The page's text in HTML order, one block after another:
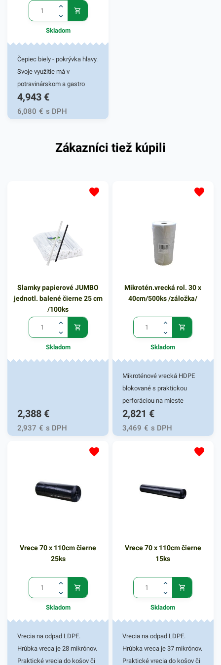
Skladom
Čepiec biely - pokrývka hlavy.
Svoje využitie má v
potravinárskom a gastro
priemysle. Je vyrobený z
priedušného materiálu,
vďaka čomu je nenarušený
100 ks.Farba - žltá.
4,943 €
6,080 € s DPH
Zákazníci tiež kúpili
Slamky papierové JUMBO
jednotl. balené čierne 25 cm
/100ks
Skladom
2,388 €
2,937 € s DPH
Mikrotén.vrecká rol. 30 x
40cm/500ks /záložka/
Skladom
Mikroténové vrecká HDPE
blokované s praktickou
perforáciou na mieste
odtrhnutia a záložkou.
Používajú sa na uchovanie a
uskladnenie potravín, ovocia
na balenie tovaru. Svoje
využitie nájdu aj v bežných
2,821 €
3,469 € s DPH
Vrece 70 x 110cm čierne
25ks
Skladom
Vrecia na odpad LDPE.
Hrúbka vreca je 28 mikrónov.
Praktické vrecia do košov či
Vrece 70 x 110cm čierne
15ks
Skladom
Vrecia na odpad LDPE.
Hrúbka vreca je 37 mikrónov.
Praktické vrecia do košov či